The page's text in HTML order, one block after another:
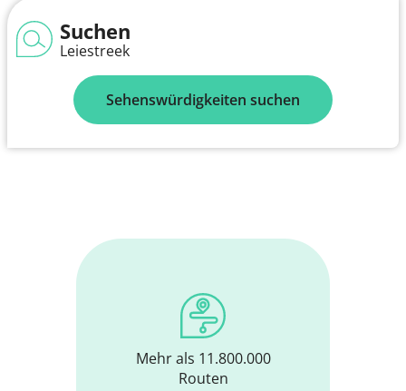
Suchen
Leiestreek
Sehenswürdigkeiten suchen
Mehr als 11.800.000
Routen